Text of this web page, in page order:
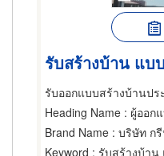
รับสร้างบ้าน แบ
รับออกแบบสร้างบ้านป
Heading Name : ผู้ออกแบบก่อสร้
Brand Name : บริษัท ก
Keyword : รับสร้างบ้า